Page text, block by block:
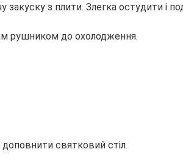
з плити. Злегка остудити і
рушником до охолодження.
святковий стіл.